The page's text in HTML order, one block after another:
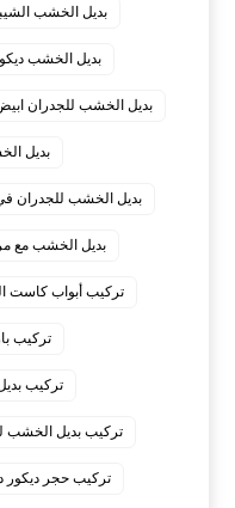
بديل الخشب
بديل الخشب
بديل الخشب للجدران
بديل
بديل الخشب للجدران
بديل الخشب مع
تركيب أبواب كاست
تركيب
تركيب
تركيب بديل الخشب
تركيب حجر ديكور